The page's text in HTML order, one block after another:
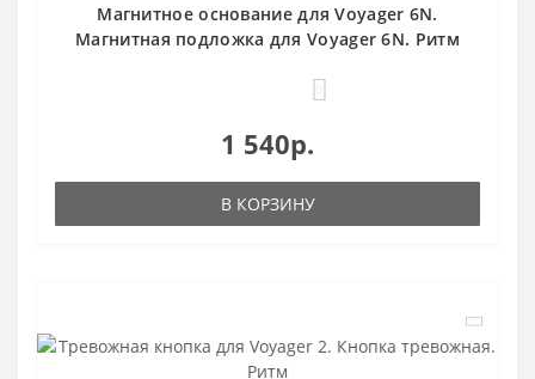
Магнитное основание для Voyager 6N.
Магнитная подложка для Voyager 6N. Ритм
1 540р.
В КОРЗИНУ